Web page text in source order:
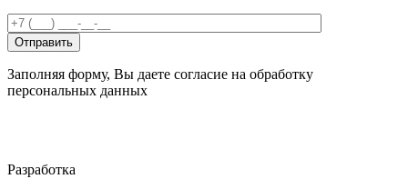
Заполняя форму, Вы даете согласие на обработку
персональных данных
Разработка